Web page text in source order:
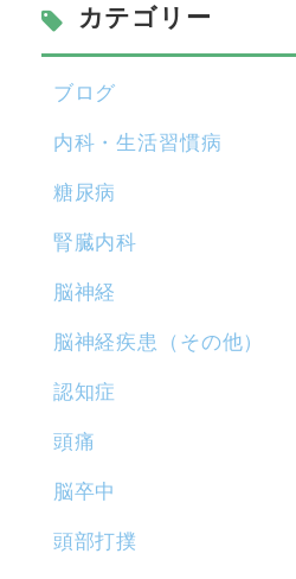
カテゴリー
ブログ
内科・生活習慣病
糖尿病
腎臓内科
脳神経
脳神経疾患（その他）
認知症
頭痛
脳卒中
頭部打撲